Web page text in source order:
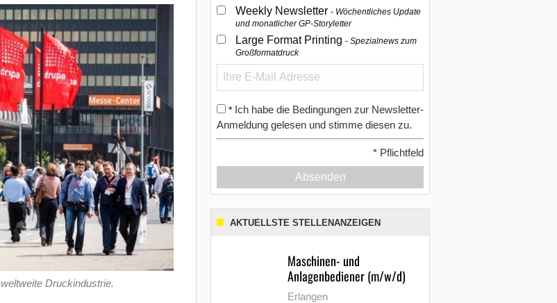
Druckindustrie.
Weekly Newsletter Wöchentliches Update
und monatlicher GP-Storyletter
Large Format Printing Spezialnews zum
Großformatdruck
* Ich habe die Bedingungen zur Newsletter-
Anmeldung gelesen und stimme diesen zu.
* Pflichtfeld
Absenden
AKTUELLSTE STELLENANZEIGEN
Maschinen- und
Anlagenbediener (m/w/d)
Erlangen